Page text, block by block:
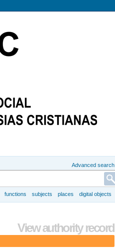
Advanced search
functions subjects places digital objects
View authority record